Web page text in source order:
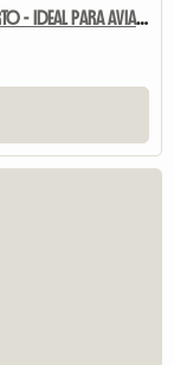
CASA en piso compartido CERCA DEL AEROPUERTO - IDEAL PARA AVIACIÓN